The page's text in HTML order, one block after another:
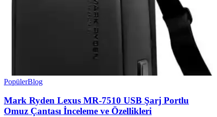
PopülerBlog
Mark Ryden Lexus MR-7510 USB Şarj Portlu
Omuz Çantası İnceleme ve Özellikleri